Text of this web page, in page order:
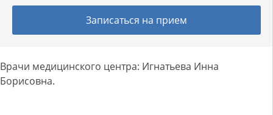
Записаться на прием
Врачи медицинского центра: Игнатьева Инна
Борисовна.